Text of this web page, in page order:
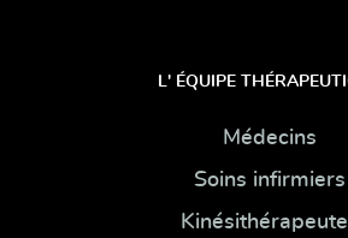
L' ÉQUIPE
Médecins
Soins infirmiers